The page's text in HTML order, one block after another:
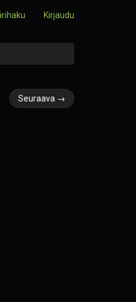
Kirjaudu
Seuraava →